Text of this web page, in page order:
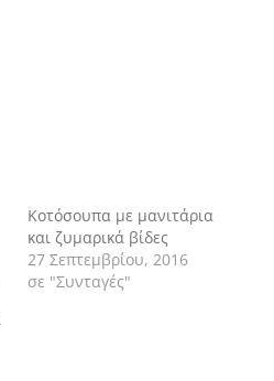
Κοτόσουπα με μανιτάρια
και ζυμαρικά βίδες
27 Σεπτεμβρίου, 2016
σε "Συνταγές"